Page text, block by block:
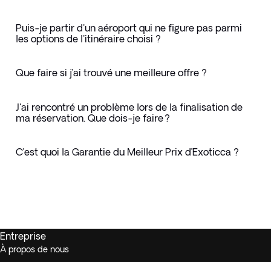
Puis-je partir d'un aéroport qui ne figure pas parmi
les options de l'itinéraire choisi ?
Que faire si j’ai trouvé une meilleure offre ?
J'ai rencontré un problème lors de la finalisation de
ma réservation. Que dois-je faire ?
C’est quoi la Garantie du Meilleur Prix d’Exoticca ?